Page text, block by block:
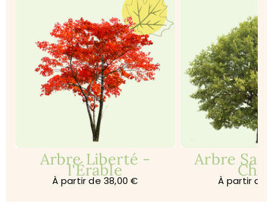
Arbre Liberté -
l'Érable
À partir de 38,00 €
Arbre
À partir de